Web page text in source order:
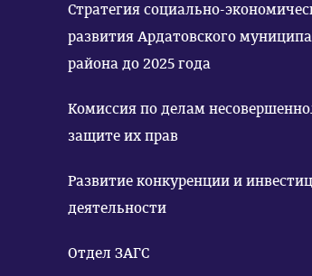
Стратегия социально-
развития Ардатовского
района до 2025 года
Комиссия по делам
защите их прав
Развитие конкуренции и
деятельности
Отдел ЗАГС